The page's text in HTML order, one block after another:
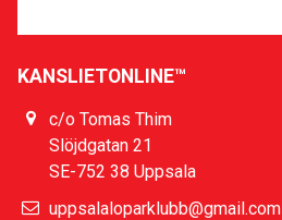
KANSLIETONLINE™
c/o Tomas Thim
Slöjdgatan 21
SE-752 38 Uppsala
uppsalaloparklubb@gmail.com